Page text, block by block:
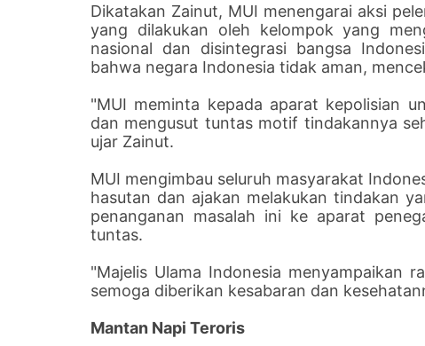
Dikatakan Zainut, MUI menengarai aksi
yang dilakukan oleh kelompok yang
nasional dan disintegrasi bangsa
bahwa negara Indonesia tidak aman,
"MUI meminta kepada aparat kepolisian
dan mengusut tuntas motif tindakannya
ujar Zainut.
MUI mengimbau seluruh masyarakat
hasutan dan ajakan melakukan tindakan
penanganan masalah ini ke aparat
tuntas.
"Majelis Ulama Indonesia menyampaikan
semoga diberikan kesabaran dan
Mantan Napi Teroris